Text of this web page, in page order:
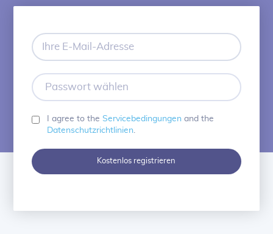
Adresse
I agree to the Servicebedingungenand the
Datenschutzrichtlinien.
Kostenlos registrieren